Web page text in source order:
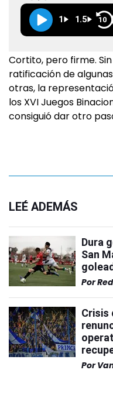
1 1.5 10
Cortito, pero firme.
ratificación de
otras, la
los XVI Juegos
consiguió dar otro
LEÉ ADEMÁS
Dura
San
Por
Crisis
Por